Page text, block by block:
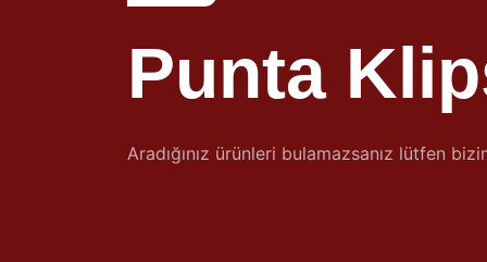
Punta
Aradığınız ürünleri bulamazsanız lütfen